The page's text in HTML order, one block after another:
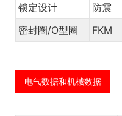
锁定设计
防震
密封圈/O型圈
FKM
电气数据和机械数据